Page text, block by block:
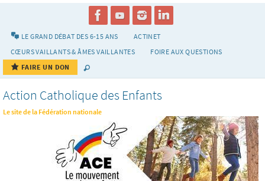
LE GRAND DÉBAT DES 6-15 ANS
ACTINET
CŒURS VAILLANTS & ÂMES VAILLANTES
FOIRE AUX QUESTIONS
FAIRE UN DON
Action Catholique des Enfants
Le site de la Fédération nationale